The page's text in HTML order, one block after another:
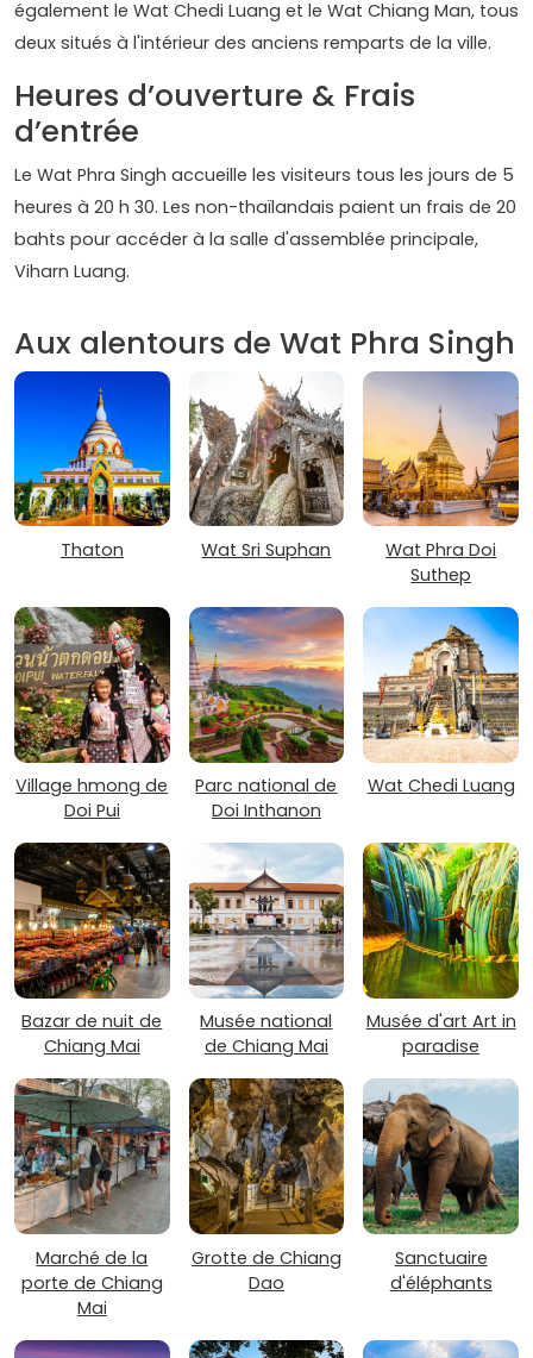
également le Wat Chedi Luang et le Wat Chiang Man, tous
deux situés à l'intérieur des anciens remparts de la ville.
Heures d’ouverture & Frais
d’entrée
Le Wat Phra Singh accueille les visiteurs tous les jours de 5
heures à 20 h 30. Les non-thaïlandais paient un frais de 20
bahts pour accéder à la salle d'assemblée principale,
Viharn Luang.
Aux alentours de Wat Phra Singh
Thaton Wat Sri Suphan
Wat Phra Doi
Suthep
Village hmong de
Doi Pui
Parc national de
Doi Inthanon
Wat Chedi Luang
Bazar de nuit de
Chiang Mai
Musée national
de Chiang Mai
Musée d'art Art in
paradise
Marché de la
porte de Chiang
Mai
Grotte de Chiang
Dao
Sanctuaire
d'éléphants